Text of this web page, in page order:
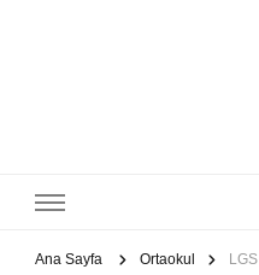
Ana Sayfa Ortaokul